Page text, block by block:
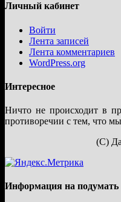
Личный кабинет
Войти
Лента записей
Лента комментариев
WordPress.org
Интересное
Ничто не происходит в
противоречии с тем, что
(С)
Информация на подумать